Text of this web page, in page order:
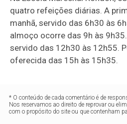
quatro refeições diárias. A
manhã, servido das 6h30 às
almoço ocorre das 9h às
servido das 12h30 às 12h55.
oferecida das 15h às 15h35.
* O conteúdo de cada comentário é de
Nos reservamos ao direito de reprovar ou
com o propósito do site ou que contenham